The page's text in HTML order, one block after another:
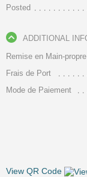
Posted
ADDITIONAL
Frais de Port
Mode de Paiement
View QR Code